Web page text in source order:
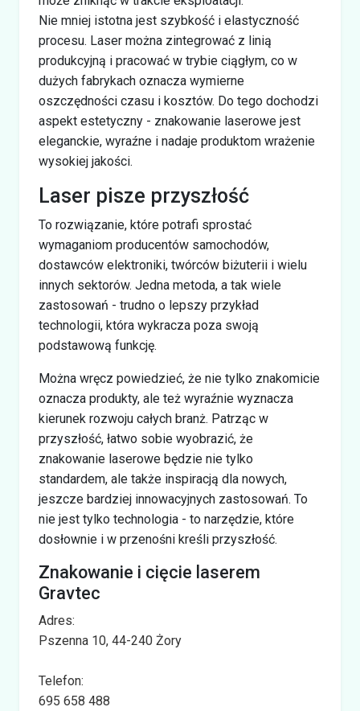
Nie mniej istotna jest szybkość i elastyczność
procesu. Laser można zintegrować z linią
produkcyjną i pracować w trybie ciągłym, co w
dużych fabrykach oznacza wymierne
oszczędności czasu i kosztów. Do tego dochodzi
aspekt estetyczny - znakowanie laserowe jest
eleganckie, wyraźne i nadaje produktom wrażenie
wysokiej jakości.
Laser pisze przyszłość
To rozwiązanie, które potrafi sprostać
wymaganiom producentów samochodów,
dostawców elektroniki, twórców biżuterii i wielu
innych sektorów. Jedna metoda, a tak wiele
zastosowań - trudno o lepszy przykład
technologii, która wykracza poza swoją
podstawową funkcję.
Można wręcz powiedzieć, że nie tylko znakomicie
oznacza produkty, ale też wyraźnie wyznacza
kierunek rozwoju całych branż. Patrząc w
przyszłość, łatwo sobie wyobrazić, że
znakowanie laserowe będzie nie tylko
standardem, ale także inspiracją dla nowych,
jeszcze bardziej innowacyjnych zastosowań. To
nie jest tylko technologia - to narzędzie, które
dosłownie i w przenośni kreśli przyszłość.
Znakowanie i cięcie laserem
Gravtec
Adres:
Pszenna 10, 44-240 Żory
Telefon:
695 658 488